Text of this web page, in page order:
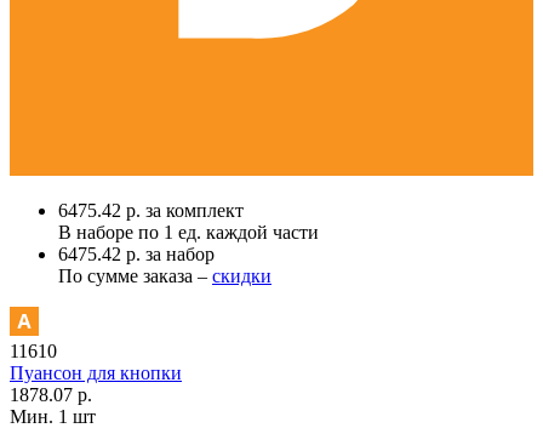
6475.42 р. за комплект
В наборе по 1 ед. каждой части
6475.42 р. за набор
По сумме заказа – скидки
11610
Пуансон для кнопки
1878.07 р.
Мин. 1 шт